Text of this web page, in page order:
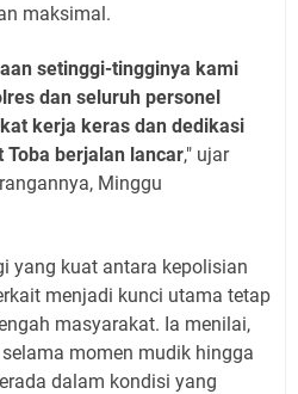
maksimal.
setinggi-tingginya kami
dan seluruh personel
kerja keras dan dedikasi
Toba berjalan lancar," ujar
Minggu
yang kuat antara kepolisian
menjadi kunci utama tetap
masyarakat. Ia menilai,
momen mudik hingga
dalam kondisi yang